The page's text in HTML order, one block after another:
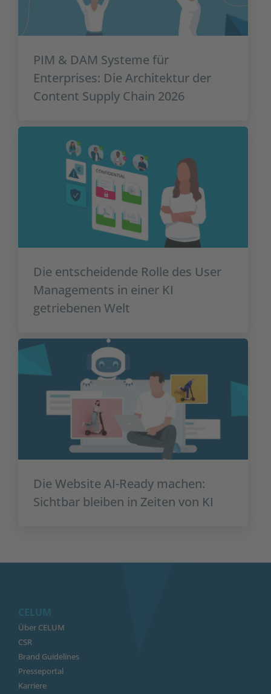
PIM & DAM Systeme für
Enterprises: Die Architektur der
Content Supply Chain 2026
Die entscheidende Rolle des User
Managements in einer KI
getriebenen Welt
Die Website AI-Ready machen:
Sichtbar bleiben in Zeiten von KI
CELUM
Über CELUM
CSR
Brand Guidelines
Presseportal
Karriere